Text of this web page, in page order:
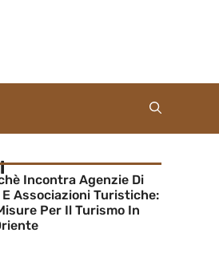
Incontra Agenzie Di
Associazioni Turistiche:
Per Il Turismo In